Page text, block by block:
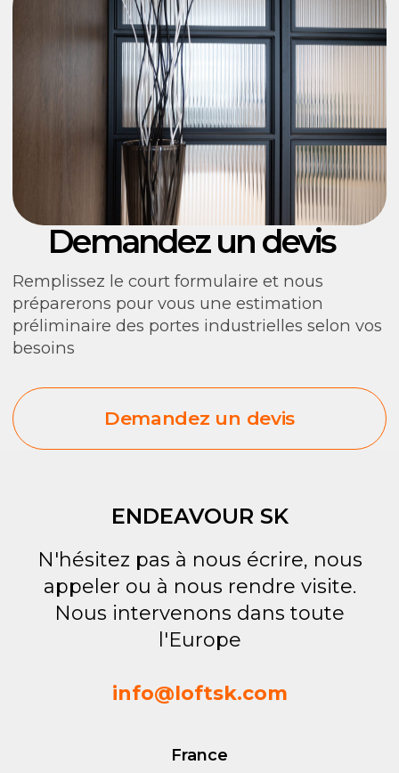
ENDEAVOUR SK
N'hésitez pas à nous écrire, nous
appeler ou à nous rendre visite.
Nous intervenons dans toute
l'Europe
info@loftsk.com
France